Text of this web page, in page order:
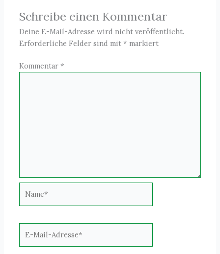
Schreibe einen Kommentar
Deine E-Mail-Adresse wird nicht veröffentlicht.
Erforderliche Felder sind mit* markiert
Kommentar*
Mail-